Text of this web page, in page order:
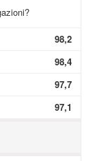
98,2
98,4
97,7
97,1